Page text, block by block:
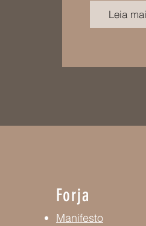
Leia
Forja
Manifesto